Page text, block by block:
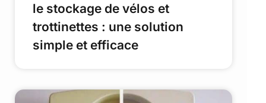
le stockage de vélos et
trottinettes : une solution
simple et efficace